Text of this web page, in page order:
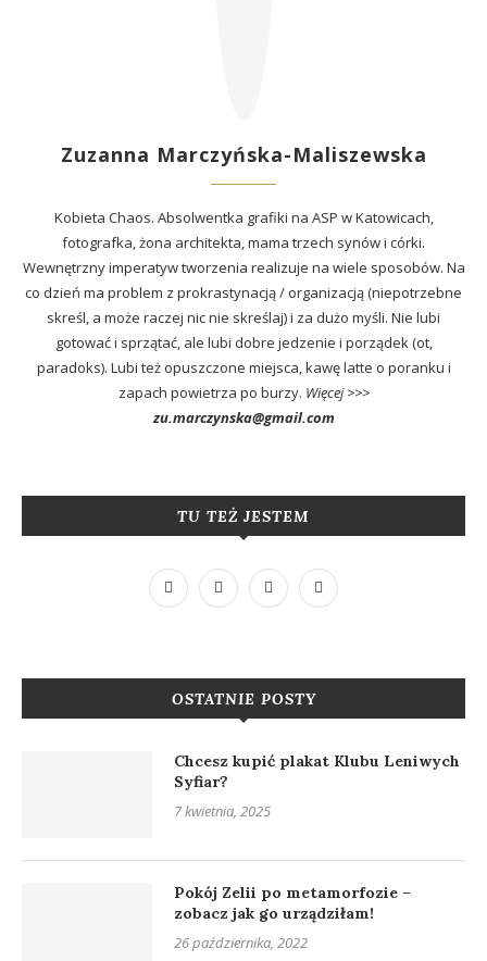
Zuzanna Marczyńska-Maliszewska
Kobieta Chaos. Absolwentka grafiki na ASP w Katowicach,
fotografka, żona architekta, mama trzech synów i córki.
Wewnętrzny imperatyw tworzenia realizuje na wiele sposobów. Na
co dzień ma problem z prokrastynacją / organizacją (niepotrzebne
skreśl, a może raczej nic nie skreślaj) i za dużo myśli. Nie lubi
gotować i sprzątać, ale lubi dobre jedzenie i porządek (ot,
paradoks). Lubi też opuszczone miejsca, kawę latte o poranku i
zapach powietrza po burzy. Więcej >>>
zu.marczynska@gmail.com
TU TEŻ JESTEM
OSTATNIE POSTY
Chcesz kupić plakat Klubu Leniwych
Syfiar?
7 kwietnia, 2025
Pokój Zelii po metamorfozie –
zobacz jak go urządziłam!
26 października, 2022